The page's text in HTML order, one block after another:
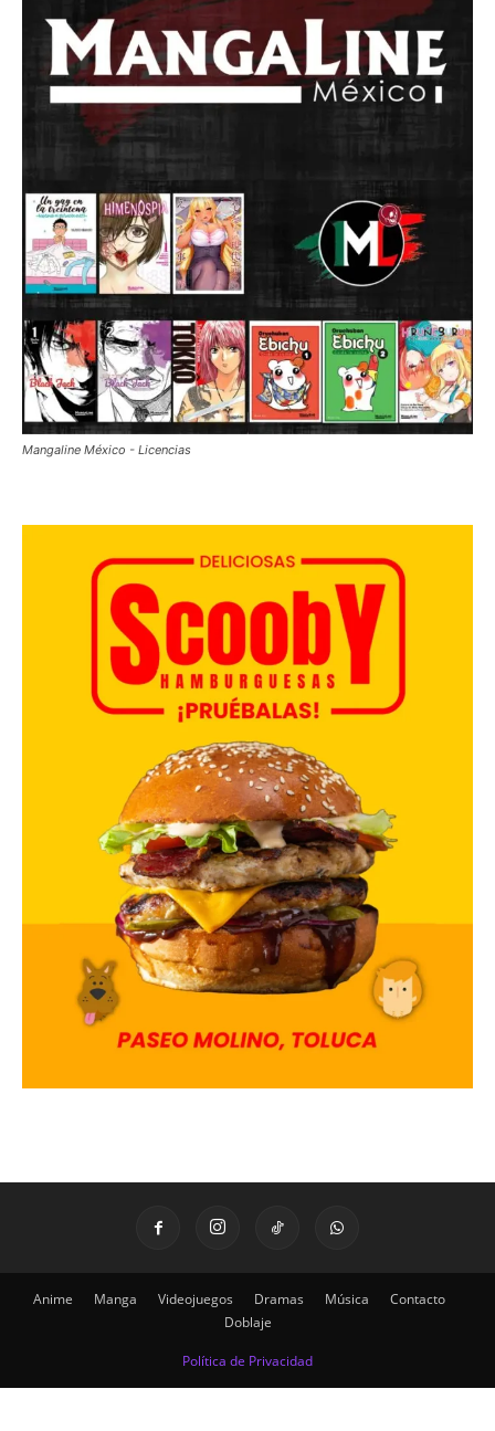
Mangaline México - Licencias
Anime Manga Videojuegos Dramas Música
Contacto
Doblaje
Política de Privacidad